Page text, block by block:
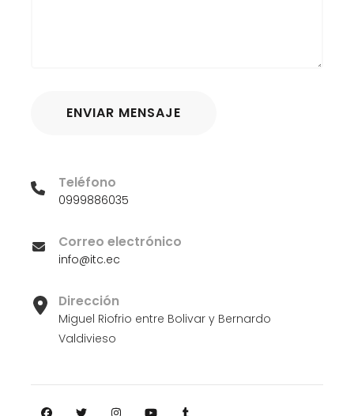
Teléfono
0999886035
Correo electrónico
info@itc.ec
Dirección
Miguel Riofrio entre Bolivar y Bernardo
Valdivieso